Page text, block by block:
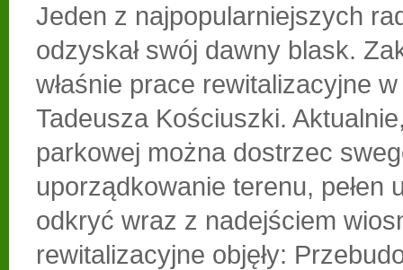
Jeden z najpopularniejszych
odzyskał swój dawny blask.
właśnie prace rewitalizacyjne
Tadeusza Kościuszki.
parkowej można dostrzec
uporządkowanie terenu, pełen
odkryć wraz z nadejściem
rewitalizacyjne objęły: